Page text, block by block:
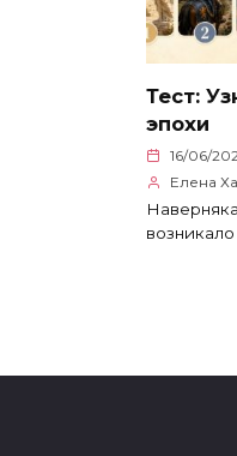
Тест:
эпохи
16/06/
Елена